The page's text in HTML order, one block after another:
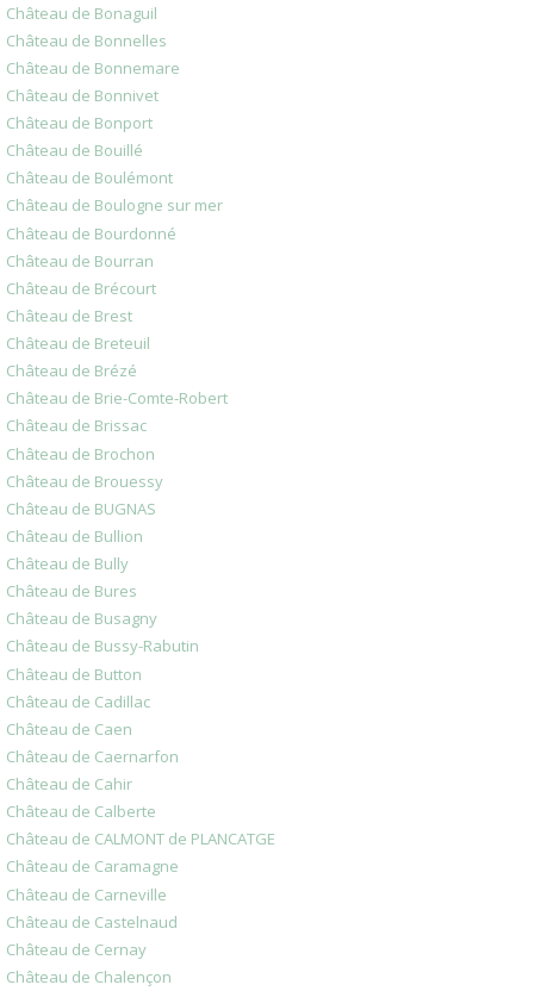
Château de Bonaguil
Château de Bonnelles
Château de Bonnemare
Château de Bonnivet
Château de Bonport
Château de Bouillé
Château de Boulémont
Château de Boulogne sur mer
Château de Bourdonné
Château de Bourran
Château de Brécourt
Château de Brest
Château de Breteuil
Château de Brézé
Château de Brie-Comte-Robert
Château de Brissac
Château de Brochon
Château de Brouessy
Château de BUGNAS
Château de Bullion
Château de Bully
Château de Bures
Château de Busagny
Château de Bussy-Rabutin
Château de Button
Château de Cadillac
Château de Caen
Château de Caernarfon
Château de Cahir
Château de Calberte
Château de CALMONT de PLANCATGE
Château de Caramagne
Château de Carneville
Château de Castelnaud
Château de Cernay
Château de Chalençon